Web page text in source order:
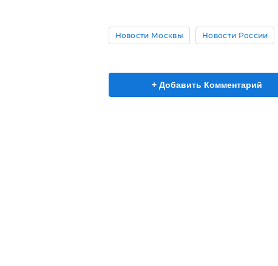
Новости Москвы Новости России
+ Добавить Комментарий